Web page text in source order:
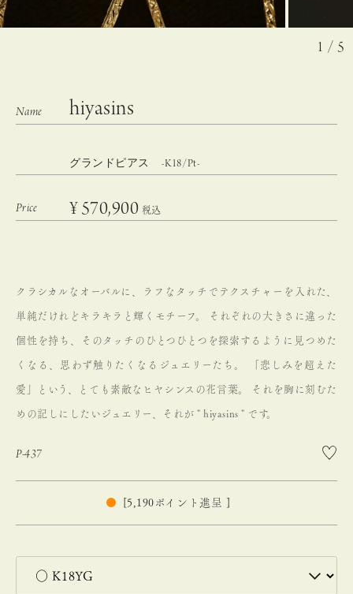
1 / 5
hiyasins
グランドピアス -K18/Pt-
¥570,900 税込
クラシカルなオーバルに、ラフなタッチでテクスチャーを入れた、
単純だけれどキラキラと輝くモチーフ。 それぞれの大きさに違った
個性を持ち、そのタッチのひとつひとつを探索するように見つめた
くなる、思わず触りたくなるジュエリーたち。 「悲しみを超えた
愛」という、とても素敵なヒヤシンスの花言葉。 それを胸に刻むた
めの記しにしたいジュエリー、それが " hiyasins " です。
P-437
5,190 ポイント進呈 ]